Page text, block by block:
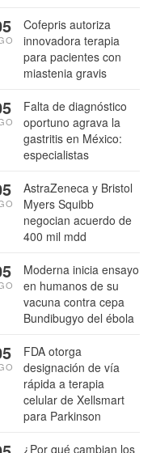
Cofepris autoriza
innovadora terapia
para pacientes con
miastenia gravis
Falta de diagnóstico
oportuno agrava la
gastritis en México:
especialistas
AstraZeneca y Bristol
Myers Squibb
negocian acuerdo de
400 mil mdd
Moderna inicia ensayo
en humanos de su
vacuna contra cepa
Bundibugyo del ébola
FDA otorga
designación de vía
rápida a terapia
celular de Xellsmart
para Parkinson
¿Por qué cambian los